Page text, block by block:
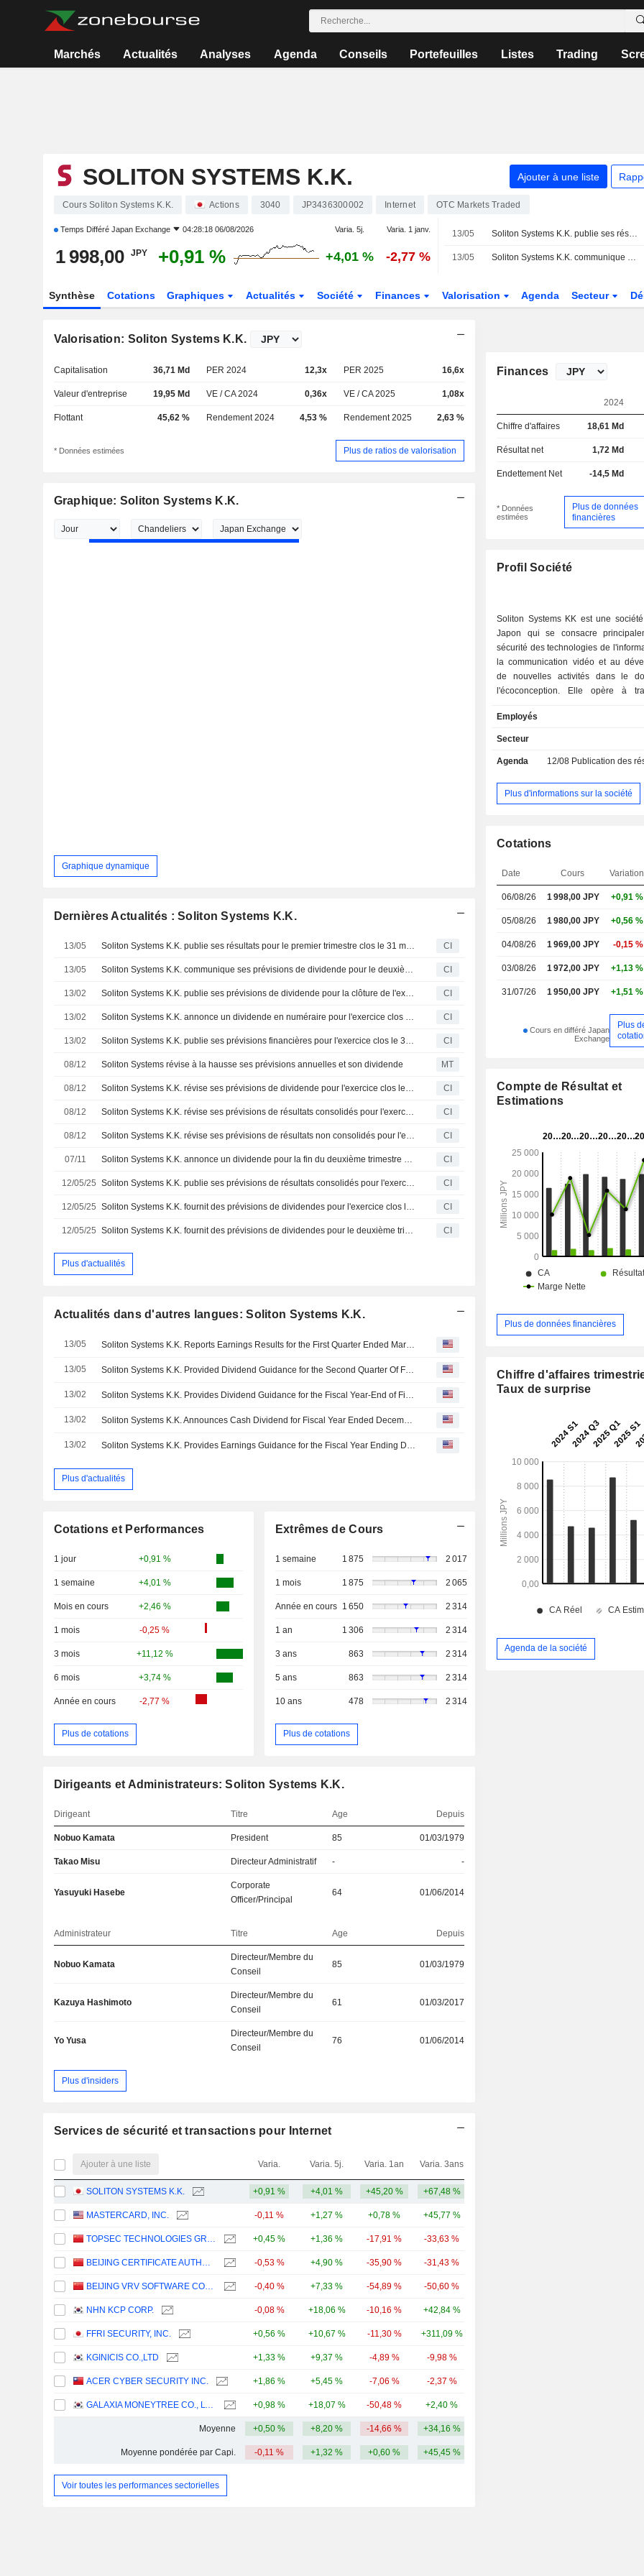
Marchés Actualités Analyses Agenda Conseils Portefeuilles Listes Trading
SOLITON SYSTEMS K.K. Ajouter à une liste
Cours Soliton Systems K.K. Actions 3040 JP3436300002 Internet OTC Markets Traded
Temps Différé Japan Exchange 04:28:18 06/08/2026 Varia. 5j. Varia. 1 janv.
1 998,00 JPY +0,91 % +4,01 % -2,77 %
13/05 Soliton Systems K.K. publie ses résultats pour le premier trimestre clos le 31 mars 2026
13/05 Soliton Systems K.K. communique ses prévisions de dividende pour le deuxième trimestre de l'exercice clos le 31 décembre 2026
Synthèse Cotations Graphiques Actualités Société Finances Valorisation Agenda Secteur
Valorisation: Soliton Systems K.K.
Capitalisation 36,71 Md PER 2024 12,3x PER 2025 16,6x
Valeur d'entreprise 19,95 Md VE / CA 2024 0,36x VE / CA 2025 1,08x
Flottant 45,62 % Rendement 2024 4,53 % Rendement 2025 2,63 %
* Données estimées Plus de ratios de valorisation
Graphique: Soliton Systems K.K.
Graphique dynamique
Dernières Actualités : Soliton Systems K.K.
13/05 Soliton Systems K.K. publie ses résultats pour le premier trimestre clos le 31 mars 2026 CI
13/05 Soliton Systems K.K. communique ses prévisions de dividende pour le deuxième trimestre de l'exercice clos le 31 décembre 2026 CI
13/02 Soliton Systems K.K. publie ses prévisions de dividende pour la clôture de l'exercice se terminant le 31 décembre 2026 CI
13/02 Soliton Systems K.K. annonce un dividende en numéraire pour l'exercice clos le 31 décembre 2025, payable le 27 mars 2026 CI
13/02 Soliton Systems K.K. publie ses prévisions financières pour l'exercice clos le 31 décembre 2026 CI
08/12 Soliton Systems révise à la hausse ses prévisions annuelles et son dividende MT
08/12 Soliton Systems K.K. révise ses prévisions de dividende pour l'exercice clos le 31 décembre 2025 CI
08/12 Soliton Systems K.K. révise ses prévisions de résultats consolidés pour l'exercice clos le 31 décembre 2025 CI
08/12 Soliton Systems K.K. révise ses prévisions de résultats non consolidés pour l'exercice clos le 31 décembre 2025 CI
07/11 Soliton Systems K.K. annonce un dividende pour la fin du deuxième trimestre de l'exercice se terminant le 31 décembre 2025 CI
12/05/25 Soliton Systems K.K. publie ses prévisions de résultats consolidés pour l'exercice clos le 31 décembre 2025 CI
12/05/25 Soliton Systems K.K. fournit des prévisions de dividendes pour l'exercice clos le 31 décembre 2025 CI
12/05/25 Soliton Systems K.K. fournit des prévisions de dividendes pour le deuxième trimestre de l'exercice clos le 31 décembre 2025 CI
Plus d'actualités
Actualités dans d'autres langues: Soliton Systems K.K.
13/05
13/05
13/02
13/02
13/02
Plus d'actualités
Cotations et Performances
1 jour +0,91 %
1 semaine +4,01 %
Mois en cours +2,46 %
1 mois -0,25 %
3 mois +11,12 %
6 mois +3,74 %
Année en cours -2,77 %
Plus de cotations
Extrêmes de Cours
1 semaine 1 875 2 017
1 mois 1 875 2 065
Année en cours 1 650 2 314
1 an 1 306 2 314
3 ans 863 2 314
5 ans 863 2 314
10 ans 478 2 314
Plus de cotations
Dirigeants et Administrateurs: Soliton Systems K.K.
Dirigeant Titre Age Depuis
Nobuo Kamata President 85 01/03/1979
Takao Misu Directeur Administratif - -
Yasuyuki Hasebe
Corporate
Officer/Principal
64 01/06/2014
Administrateur Titre Age Depuis
Nobuo Kamata
Directeur/Membre du
Conseil
85 01/03/1979
Kazuya Hashimoto
Directeur/Membre du
Conseil
61 01/03/2017
Yo Yusa
Directeur/Membre du
Conseil
76 01/06/2014
Plus d'insiders
Services de sécurité et transactions pour Internet
Ajouter à une liste Varia. Varia. 5j. Varia. 1an Varia. 3ans
SOLITON SYSTEMS K.K. +0,91 % +4,01 % +45,20 % +67,48 %
MASTERCARD, INC. -0,11 % +1,27 % +0,78 % +45,77 %
TOPSEC TECHNOLOGIES GROUP INC. +0,45 % +1,36 % -17,91 % -33,63 %
BEIJING CERTIFICATE AUTHORITY CO.,LTD. -0,53 % +4,90 % -35,90 % -31,43 %
BEIJING VRV SOFTWARE CORPORATION LIMITED -0,40 % +7,33 % -54,89 % -50,60 %
NHN KCP CORP. -0,08 % +18,06 % -10,16 % +42,84 %
FFRI SECURITY, INC. +0,56 % +10,67 % -11,30 % +311,09 %
KGINICIS CO.,LTD +1,33 % +9,37 % -4,89 % -9,98 %
ACER CYBER SECURITY INC. +1,86 % +5,45 % -7,06 % -2,37 %
GALAXIA MONEYTREE CO., LTD. +0,98 % +18,07 % -50,48 % +2,40 %
Moyenne +0,50 % +8,20 % -14,66 % +34,16 %
Moyenne pondérée par Capi. -0,11 % +1,32 % +0,60 % +45,45 %
Voir toutes les performances sectorielles
Finances
2024
Chiffre d'affaires 18,61 Md
Résultat net 1,72 Md
Endettement Net -14,5 Md
* Données
estimées
Plus de données
financières
Profil Société
Soliton Systems KK est une
Japon qui se consacre
sécurité des technologies de
la communication vidéo et au
de nouvelles activités dans le
l'écoconception. Elle opère à
informatique développe des
contre-mesures de fuite
mesures de sécurité pour le
des propositions de construction de
optimaux et des services
système de transmission
mobiles. Le segment Eco New
Development développe et vend
numériques et des systèmes de
Employés
Secteur
Agenda 12/08 Publication des résultats
Plus d'informations sur la société
Cotations
Date Cours Variation
06/08/26 1 998,00JPY +0,91 %
05/08/26 1 980,00 JPY +0,56 %
04/08/26 1 969,00 JPY -0,15 %
03/08/26 1 972,00 JPY +1,13 %
31/07/26 1 950,00 JPY +1,51 %
Cours en différé Japan
Exchange
Plus
Compte de Résultat et
Estimations
Plus de données financières
Chiffre d'affaires
Taux de surprise
Agenda de la société